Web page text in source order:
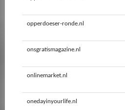
opperdoeser-ronde.nl
onsgratismagazine.nl
onlinemarket.nl
onedayinyourlife.nl